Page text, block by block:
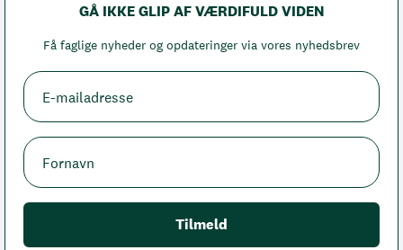
GÅ IKKE GLIP AF VÆRDIFULD VIDEN
Få faglige nyheder og opdateringer via vores nyhedsbrev